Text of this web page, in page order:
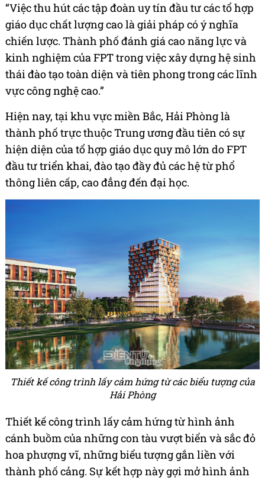
“Việc thu hút các tập đoàn uy tín đầu tư các tổ hợp
giáo dục chất lượng cao là giải pháp có ý nghĩa
chiến lược. Thành phố đánh giá cao năng lực và
kinh nghiệm của FPT trong việc xây dựng hệ sinh
thái đào tạo toàn diện và tiên phong trong các lĩnh
vực công nghệ cao.”
Hiện nay, tại khu vực miền Bắc, Hải Phòng là
thành phố trực thuộc Trung ương đầu tiên có sự
hiện diện của tổ hợp giáo dục quy mô lớn do FPT
đầu tư triển khai, đào tạo đầy đủ các hệ từ phổ
thông liên cấp, cao đẳng đến đại học.
Thiết kế công trình lấy cảm hứng từ các biểu tượng của
Hải Phòng
Thiết kế công trình lấy cảm hứng từ hình ảnh
cánh buồm của những con tàu vượt biển và sắc đỏ
hoa phượng vĩ, những biểu tượng gắn liền với
thành phố cảng. Sự kết hợp này gợi mở hình ảnh